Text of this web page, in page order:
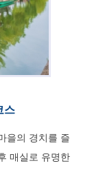
스
을의 경치를 즐
매실로 유명한